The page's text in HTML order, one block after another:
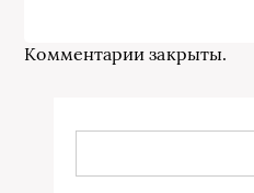
Комментарии закрыты.